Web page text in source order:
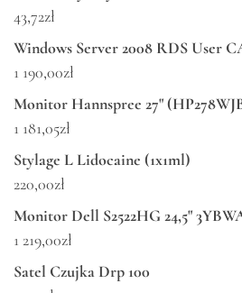
43,72zł
Windows Server 2008 RDS User
1 190,00zł
Monitor Hannspree 27"
1 181,05zł
Stylage L Lidocaine (1x1ml)
220,00zł
Monitor Dell S2522HG 24,5"
1 219,00zł
Satel Czujka Drp 100